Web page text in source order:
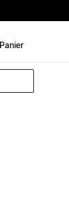
Panier